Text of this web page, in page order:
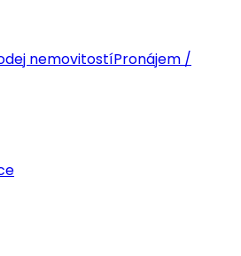
nemovitostíPronájem /